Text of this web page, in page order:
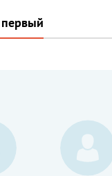
первый